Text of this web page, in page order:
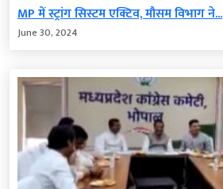
MP में स्ट्रांग सिस्टम एक्टिव, मौसम विभाग ने...
June 30, 2024